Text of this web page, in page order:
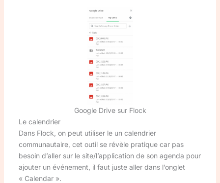
Google Drive sur Flock
Le calendrier
Dans Flock, on peut utiliser le un calendrier
communautaire, cet outil se révèle pratique car pas
besoin d’aller sur le site/l’application de son agenda pour
ajouter un événement, il faut juste aller dans l’onglet
« Calendar ».